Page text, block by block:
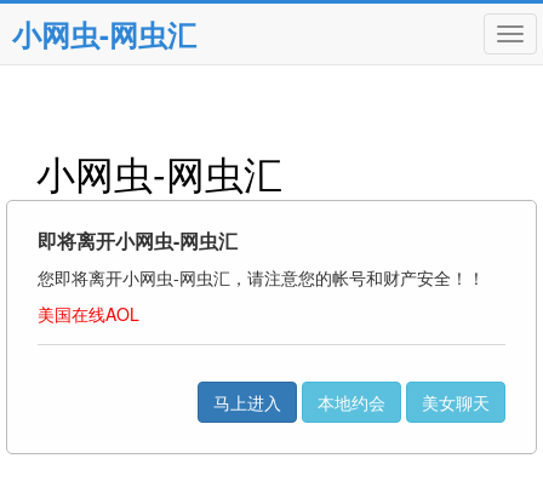
小网虫-网虫汇
小网虫-网虫汇
即将离开小网虫-网虫汇
您即将离开小网虫-网虫汇，请注意您的帐号和财产安全！！
美国在线AOL
马上进入 本地约会 美女聊天